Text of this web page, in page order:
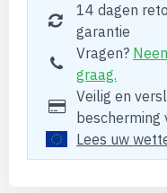
14 dagen
garantie
Vragen?
graag.
Veilig en
bescherming
Lees uw